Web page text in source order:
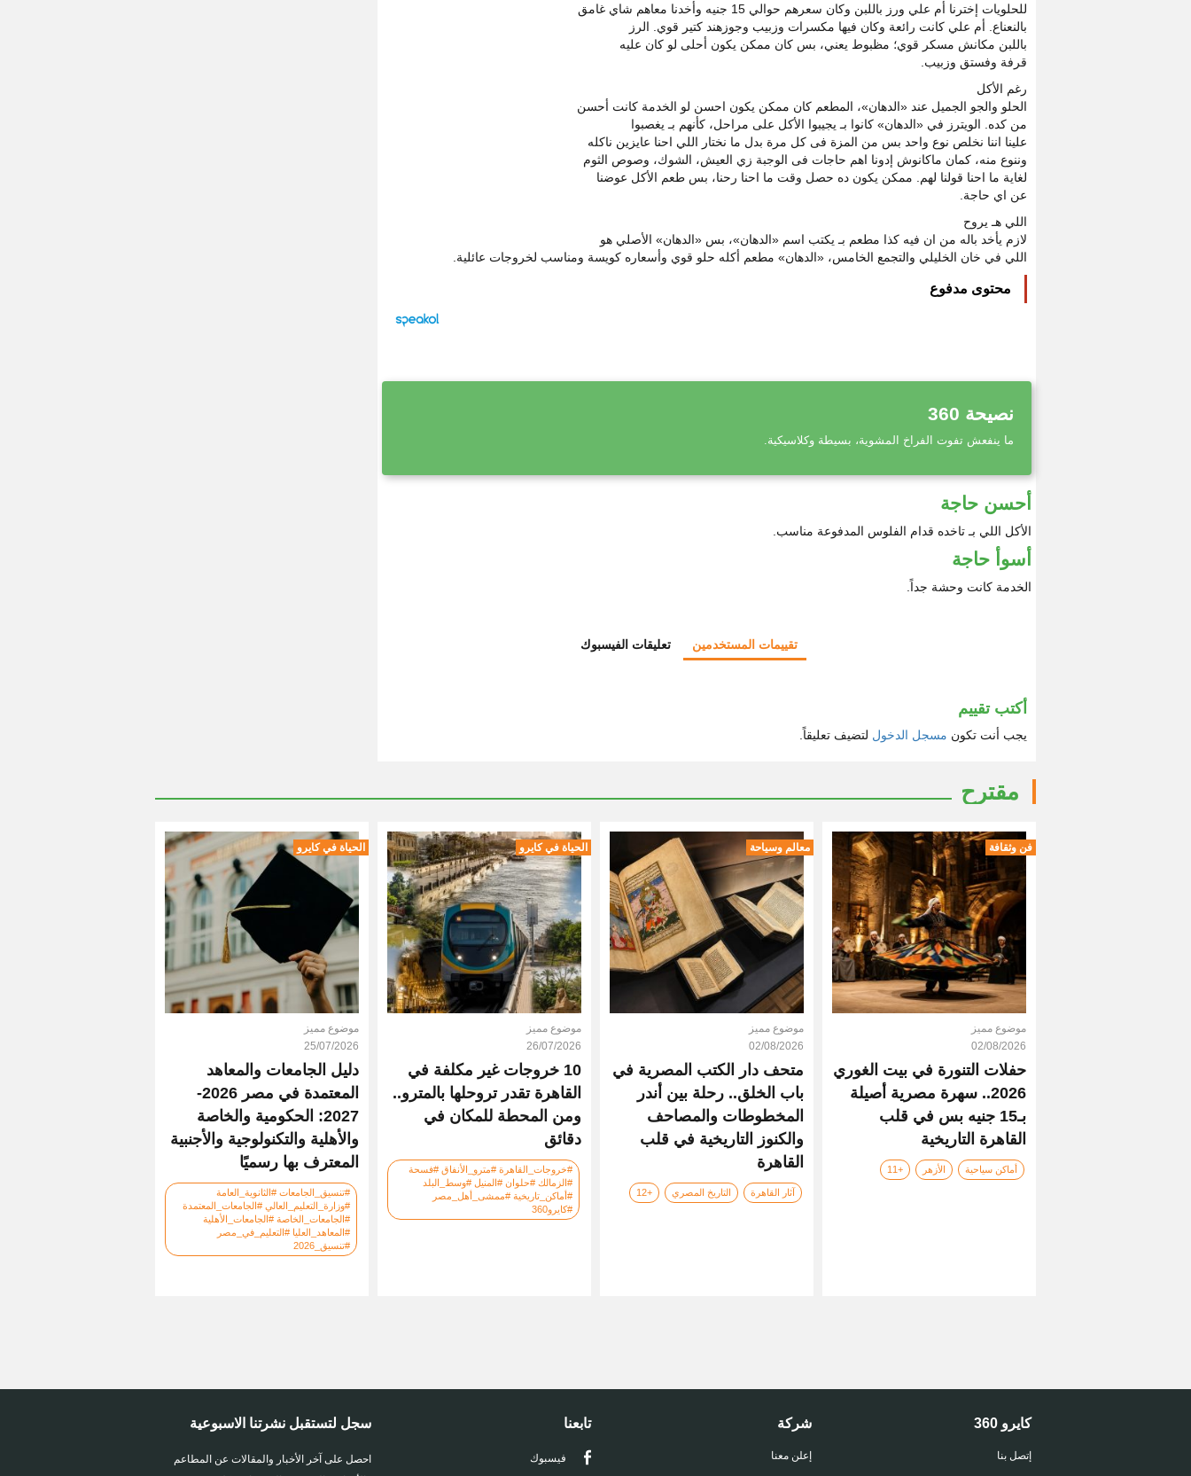
للحلويات إخترنا أم علي ورز باللبن وكان سعرهم حوالي 15 جنيه وأخدنا معاهم شاي غامق
بالنعناع. أم علي كانت رائعة وكان فيها مكسرات وزبيب وجوزهند كتير قوي. الرز
باللبن مكانش مسكر قوي؛ مظبوط يعني، بس كان ممكن يكون أحلى لو كان عليه
قرفة وفستق وزبيب.
رغم الأكل
الحلو والجو الجميل عند «الدهان»، المطعم كان ممكن يكون احسن لو الخدمة كانت أحسن
من كده. الويترز في «الدهان» كانوا بـ يجيبوا الأكل على مراحل، كأنهم بـ يغصبوا
علينا اننا نخلص نوع واحد بس من المزة فى كل مرة بدل ما نختار اللي احنا عايزين ناكله
وننوع منه، كمان ماكانوش إدونا اهم حاجات فى الوجبة زي العيش، الشوك، وصوص الثوم
لغاية ما احنا قولنا لهم. ممكن يكون ده حصل وقت ما احنا رحنا، بس طعم الأكل عوضنا
عن اي حاجة.
اللي هـ يروح
لازم يأخد باله من ان فيه كذا مطعم بـ يكتب اسم «الدهان»، بس «الدهان» الأصلي هو
اللي في خان الخليلي والتجمع الخامس، «الدهان» مطعم أكله حلو قوي وأسعاره كويسة ومناسب لخروجات عائلية.
محتوى مدفوع
نصيحة 360
ما ينفعش تفوت الفراخ المشوية، بسيطة وكلاسيكية.
أحسن حاجة
الأكل اللي بـ تاخده قدام الفلوس المدفوعة مناسب.
أسوأ حاجة
الخدمة كانت وحشة جداً.
تقييمات المستخدمين تعليقات الفيسبوك
أكتب تقييم
يجب أنت تكون مسجل الدخول لتضيف تعليقاً.
مقترح
فن وثقافة
موضوع مميز
02/08/2026
حفلات التنورة في بيت الغوري
2026.. سهرة مصرية أصيلة
بـ15 جنيه بس في قلب
القاهرة التاريخية
أماكن سياحية الأزهر +11
معالم وسياحة
موضوع مميز
02/08/2026
متحف دار الكتب المصرية في
باب الخلق.. رحلة بين أندر
المخطوطات والمصاحف
والكنوز التاريخية في قلب
القاهرة
آثار القاهرة التاريخ المصري +12
الحياة في كايرو
موضوع مميز
26/07/2026
10 خروجات غير مكلفة في
القاهرة تقدر تروحلها بالمترو..
ومن المحطة للمكان في
دقائق
#خروجات_القاهرة #مترو_الأنفاق #فسحة
#الزمالك #حلوان #المنيل #وسط_البلد
#أماكن_تاريخية #ممشى_أهل_مصر
#كايرو360
الحياة في كايرو
موضوع مميز
25/07/2026
دليل الجامعات والمعاهد
المعتمدة في مصر 2026-
2027: الحكومية والخاصة
والأهلية والتكنولوجية والأجنبية
المعترف بها رسميًا
#تنسيق_الجامعات #الثانوية_العامة
#وزارة_التعليم_العالي #الجامعات_المعتمدة
#الجامعات_الخاصة #الجامعات_الأهلية
#المعاهد_العليا #التعليم_في_مصر
#تنسيق_2026
كايرو 360
إتصل بنا
شركة
إعلن معنا
تابعنا
فيسبوك
سجل لتستقبل نشرتنا الاسبوعية
احصل على آخر الأخبار والمقالات عن المطاعم